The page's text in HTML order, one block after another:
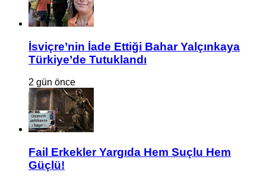
İsviçre’nin İade Ettiği Bahar Yalçınkaya
Türkiye’de Tutuklandı
2 gün önce
Fail Erkekler Yargıda Hem Suçlu Hem
Güçlü!